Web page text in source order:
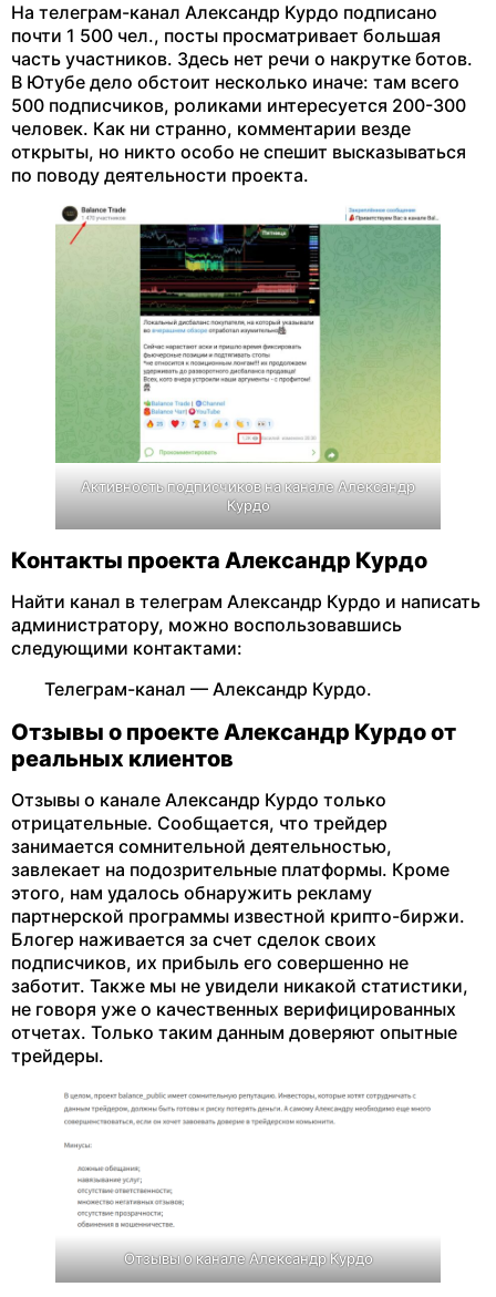
На телеграм-канал Александр Курдо подписано
почти 1 500 чел., посты просматривает большая
часть участников. Здесь нет речи о накрутке ботов.
В Ютубе дело обстоит несколько иначе: там всего
500 подписчиков, роликами интересуется 200-300
человек. Как ни странно, комментарии везде
открыты, но никто особо не спешит высказываться
по поводу деятельности проекта.
Активность подписчиков на канале Александр
Курдо
Контакты проекта Александр Курдо
Найти канал в телеграм Александр Курдо и написать
администратору, можно воспользовавшись
следующими контактами:
Телеграм-канал — Александр Курдо.
Отзывы о проекте Александр Курдо от
реальных клиентов
Отзывы о канале Александр Курдо только
отрицательные. Сообщается, что трейдер
занимается сомнительной деятельностью,
завлекает на подозрительные платформы. Кроме
этого, нам удалось обнаружить рекламу
партнерской программы известной крипто-биржи.
Блогер наживается за счет сделок своих
подписчиков, их прибыль его совершенно не
заботит. Также мы не увидели никакой статистики,
не говоря уже о качественных верифицированных
отчетах. Только таким данным доверяют опытные
трейдеры.
Отзывы о канале Александр Курдо